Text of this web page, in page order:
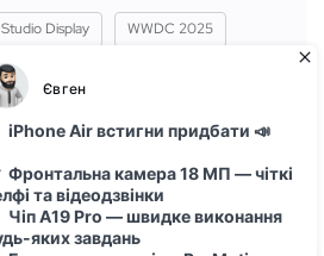
Studio Display WWDC 2025